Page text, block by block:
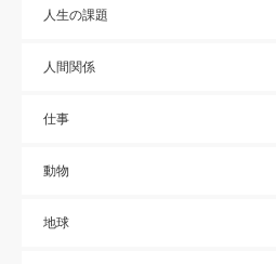
人生の課題
人間関係
仕事
動物
地球